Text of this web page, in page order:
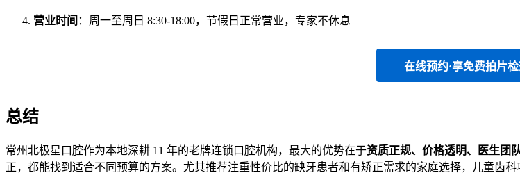
营业时间 ：周一至周日 8:30-18:00，节假日正常营业，专家不休息
在线预约·享免费拍片
总结
常州北极星口腔作为本地深耕 11 年的老牌连锁口腔机构，最大的优势在于资质正规、价格透明、医生团
正，都能找到适合不同预算的方案。尤其推荐注重性价比的缺牙患者和有矫正需求的家庭选择，儿童齿科